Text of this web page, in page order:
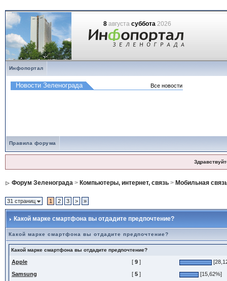
8августа суббота2026
Инфопортал
Правила форума
Форум Зеленограда> Компьютеры, интернет, связь> Мобильная
31 страниц 1 2 3 > »
Какой марке смартфона вы отдадите предпочтение?
Какой марке смартфона вы отдадите предпочтение?
Какой марке смартфона вы отдадите предпочтение?
Apple [ 9]
Samsung
[ 5]
[15,62%]